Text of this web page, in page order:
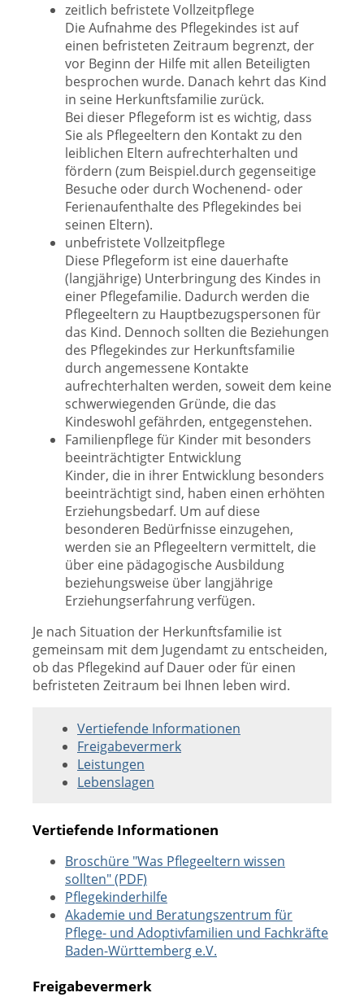
zeitlich befristete Vollzeitpflege
Die Aufnahme des Pflegekindes ist auf
einen befristeten Zeitraum begrenzt, der
vor Beginn der Hilfe mit allen Beteiligten
besprochen wurde. Danach kehrt das Kind
in seine Herkunftsfamilie zurück.
Bei dieser Pflegeform ist es wichtig, dass
Sie als Pflegeeltern den Kontakt zu den
leiblichen Eltern aufrechterhalten und
fördern (zum Beispiel.durch gegenseitige
Besuche oder durch Wochenend- oder
Ferienaufenthalte des Pflegekindes bei
seinen Eltern).
unbefristete Vollzeitpflege
Diese Pflegeform ist eine dauerhafte
(langjährige) Unterbringung des Kindes in
einer Pflegefamilie. Dadurch werden die
Pflegeeltern zu Hauptbezugspersonen für
das Kind. Dennoch sollten die Beziehungen
des Pflegekindes zur Herkunftsfamilie
durch angemessene Kontakte
aufrechterhalten werden, soweit dem keine
schwerwiegenden Gründe, die das
Kindeswohl gefährden, entgegenstehen.
Familienpflege für Kinder mit besonders
beeinträchtigter Entwicklung
Kinder, die in ihrer Entwicklung besonders
beeinträchtigt sind, haben einen erhöhten
Erziehungsbedarf. Um auf diese
besonderen Bedürfnisse einzugehen,
werden sie an Pflegeeltern vermittelt, die
über eine pädagogische Ausbildung
beziehungsweise über langjährige
Erziehungserfahrung verfügen.
Je nach Situation der Herkunftsfamilie ist
gemeinsam mit dem Jugendamt zu entscheiden,
ob das Pflegekind auf Dauer oder für einen
befristeten Zeitraum bei Ihnen leben wird.
Vertiefende Informationen
Freigabevermerk
Leistungen
Lebenslagen
Vertiefende Informationen
Broschüre "Was Pflegeeltern wissen
sollten" (PDF)
Pflegekinderhilfe
Akademie und Beratungszentrum für
Pflege- und Adoptivfamilien und Fachkräfte
Baden-Württemberg e.V.
Freigabevermerk